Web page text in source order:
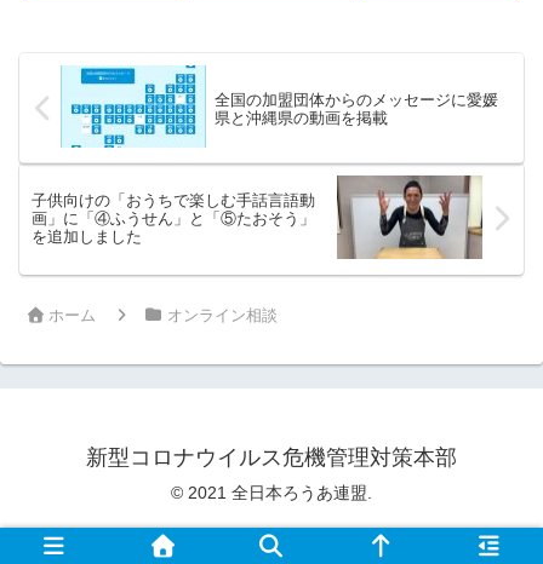
全国の加盟団体からのメッセージに愛媛
県と沖縄県の動画を掲載
子供向けの「おうちで楽しむ手話言語動
画」に「④ふうせん」と「⑤たおそう」
を追加しました
ホーム オンライン相談
新型コロナウイルス危機管理対策本部
© 2021 全日本ろうあ連盟.